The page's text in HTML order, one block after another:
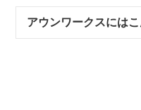
アウンワークスには